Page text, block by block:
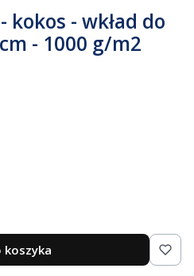
kokos - wkład do
- 1000 g/m2
koszyka